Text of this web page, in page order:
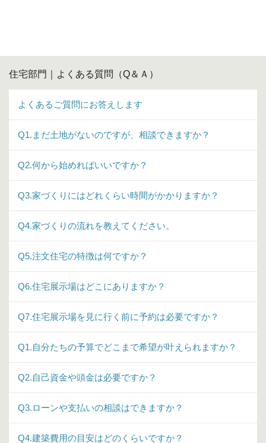
住宅部門｜よくある質問（Q＆Ａ）
よくあるご質問にお答えします
Q1.まだ土地がないのですが、相談できますか？
Q2.何から始めればいいですか？
Q3.家づくりにはどれくらい時間がかかりますか？
Q4.家づくりの流れを教えてください。
Q5.注文住宅の特徴は何ですか？
Q6.住宅展示場はどこにありますか？
Q7.住宅展示場を見に行く前に予約は必要ですか？
Q1.自分たちの予算でどこまで希望が叶えられますか？
Q2.自己資金や頭金は必要ですか？
Q3.ローンや支払いの相談はできますか？
Q4.建築費用の目安はどのくらいですか？